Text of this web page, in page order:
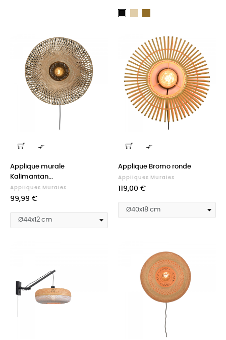

Applique murale
Kalimantan...
Appliques Murales
Prix
99,99 €

Applique Bromo ronde
Appliques Murales
Prix
119,00 €